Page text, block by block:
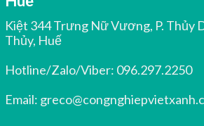
Kiệt 344 Trưng Nữ Vương, P. Thủy
Thủy, Huế
Hotline/Zalo/Viber: 096.297.2250
Email: